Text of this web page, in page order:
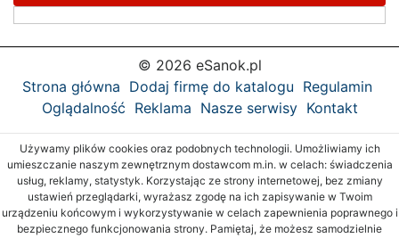
© 2026 eSanok.pl
Strona główna Dodaj firmę do katalogu Regulamin
Oglądalność Reklama Nasze serwisy Kontakt
Używamy plików cookies oraz podobnych technologii. Umożliwiamy ich
umieszczanie naszym zewnętrznym dostawcom m.in. w celach: świadczenia
usług, reklamy, statystyk. Korzystając ze strony internetowej, bez zmiany
ustawień przeglądarki, wyrażasz zgodę na ich zapisywanie w Twoim
urządzeniu końcowym i wykorzystywanie w celach zapewnienia poprawnego i
bezpiecznego funkcjonowania strony. Pamiętaj, że możesz samodzielnie